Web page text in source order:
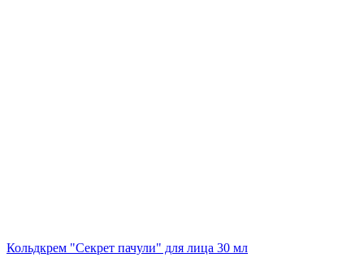
Кольдкрем "Секрет пачули" для лица 30 мл